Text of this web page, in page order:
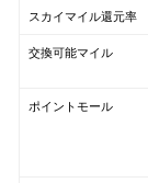
スカイマイル還元率
交換可能マイル
ポイントモール